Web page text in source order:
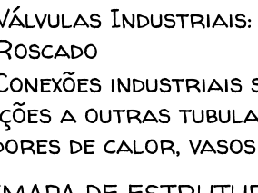
Industriais:
a outras
de calor, vasos